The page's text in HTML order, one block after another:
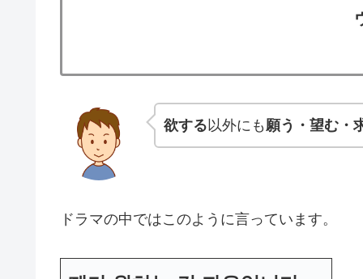
欲する 以外にも 願う・望む・
ドラマの中ではこのように言っています。